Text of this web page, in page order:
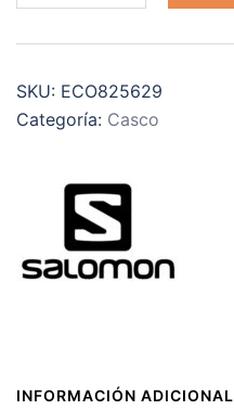
Tie
&
cantidad
SKU: ECO825629
Categoría: Casco
INFORMACIÓN ADICIONAL